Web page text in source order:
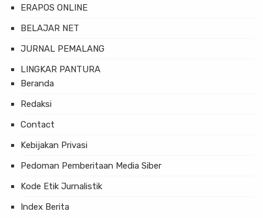
ERAPOS ONLINE
BELAJAR NET
JURNAL PEMALANG
LINGKAR PANTURA
Beranda
Redaksi
Contact
Kebijakan Privasi
Pedoman Pemberitaan Media Siber
Kode Etik Jurnalistik
Index Berita